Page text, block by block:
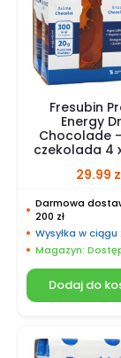
Fresubin
Energy
Chocolade
czekolada 4
29.99
Darmowa
200 zł
Wysyłka w ciągu
Magazyn:
Dodaj do